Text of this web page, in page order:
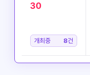
30
개최중 8건